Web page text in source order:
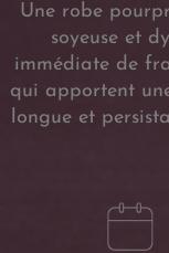
Une robe
soyeuse et
immédiate de
qui apportent
longue et